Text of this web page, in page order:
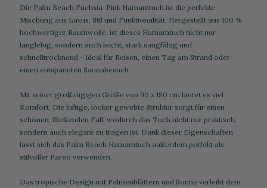
Die Palm Beach Fuchsia-Pink Hamamtuch ist die perfekte
Mischung aus Luxus, Stil und Funktionalität. Hergestellt aus 100 %
hochwertiger Baumwolle, ist dieses Hamamtuch nicht nur
langlebig, sondern auch leicht, stark saugfähig und
schnelltrocknend – ideal für Reisen, einen Tag am Strand oder
einen entspannten Saunabesuch.
Mit seiner großzügigen Größe von 90 x 180 cm bietet es viel
Komfort. Die luftige, locker gewebte Struktur sorgt für einen
schönen, fließenden Fall, wodurch das Tuch nicht nur praktisch,
sondern auch elegant zu tragen ist. Dank dieser Eigenschaften
lässt sich das Palm Beach Hamamtuch außerdem perfekt als
stilvoller Pareo verwenden.
Das tropische Design mit Palmenblättern und Sonne verleiht dem